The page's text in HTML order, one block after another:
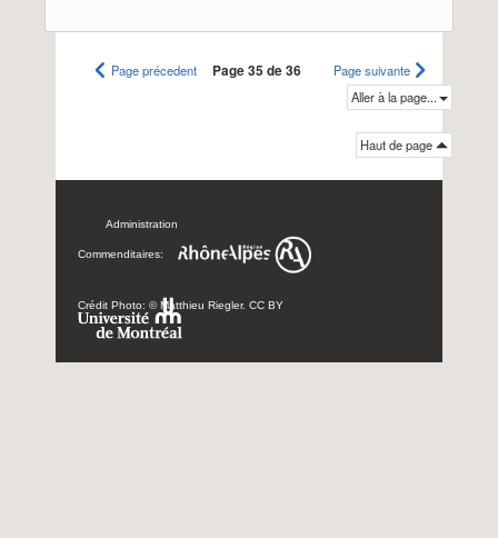
Page précedent Page 35 de 36
Page suivante
Aller à la page...
Haut de page
Administration
Commenditaires:
Crédit Photo: © Matthieu Riegler. CC BY